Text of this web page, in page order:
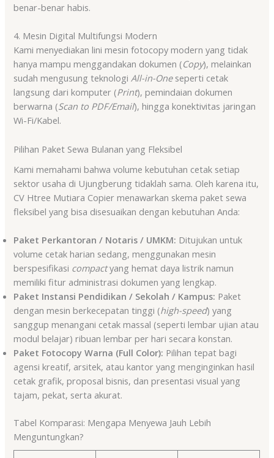
benar-benar habis.
4. Mesin Digital Multifungsi Modern
Kami menyediakan lini mesin fotocopy modern yang tidak
hanya mampu menggandakan dokumen (Copy), melainkan
sudah mengusung teknologiAll-in-Oneseperti cetak
langsung dari komputer (Print), pemindaian dokumen
berwarna (Scan to PDF/Email), hingga konektivitas jaringan
Wi-Fi/Kabel.
Pilihan Paket Sewa Bulanan yang Fleksibel
Kami memahami bahwa volume kebutuhan cetak setiap
sektor usaha di Ujungberung tidaklah sama. Oleh karena itu,
CV Htree Mutiara Copier menawarkan skema paket sewa
fleksibel yang bisa disesuaikan dengan kebutuhan Anda:
Paket Perkantoran / Notaris / UMKM: Ditujukan untuk
volume cetak harian sedang, menggunakan mesin
berspesifikasi compactyang hemat daya listrik namun
memiliki fitur administrasi dokumen yang lengkap.
Paket Instansi Pendidikan / Sekolah / Kampus: Paket
dengan mesin berkecepatan tinggi (high-speed) yang
sanggup menangani cetak massal (seperti lembar ujian atau
modul belajar) ribuan lembar per hari secara konstan.
Paket Fotocopy Warna (Full Color): Pilihan tepat bagi
agensi kreatif, arsitek, atau kantor yang menginginkan hasil
cetak grafik, proposal bisnis, dan presentasi visual yang
tajam, pekat, serta akurat.
Tabel Komparasi: Mengapa Menyewa Jauh Lebih
Menguntungkan?